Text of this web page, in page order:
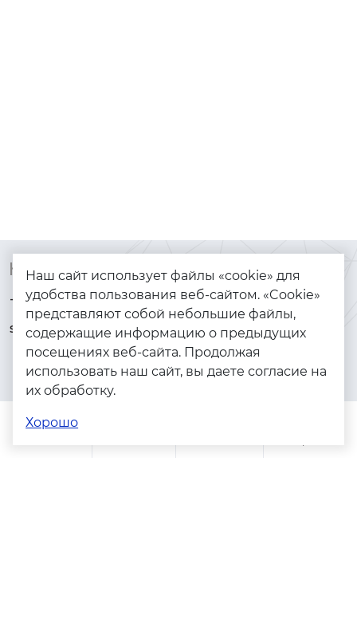
Контакты
+7 (925) 144-64-73
serebryanyye.grani@mail.ru
Каталог
Браслеты
Золото
Серебро
Помощь
Наш сайт использует файлы «cookie» для
удобства пользования веб-сайтом. «Cookie»
представляют собой небольшие файлы,
содержащие информацию о предыдущих
посещениях веб-сайта. Продолжая
использовать наш сайт, вы даете согласие на
их обработку.
Хорошо